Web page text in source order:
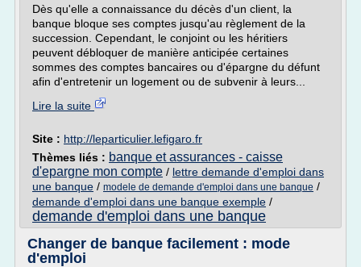
Dès qu'elle a connaissance du décès d'un client, la
banque bloque ses comptes jusqu'au règlement de la
succession. Cependant, le conjoint ou les héritiers
peuvent débloquer de manière anticipée certaines
sommes des comptes bancaires ou d'épargne du défunt
afin d'entretenir un logement ou de subvenir à leurs...
Lire la suite
Site : http://leparticulier.lefigaro.fr
Thèmes liés : banque et assurances - caisse
d'epargne mon compte / lettre demande d'emploi dans
une banque / modele de demande d'emploi dans une banque /
demande d'emploi dans une banque exemple /
demande d'emploi dans une banque
Changer de banque facilement : mode
d'emploi